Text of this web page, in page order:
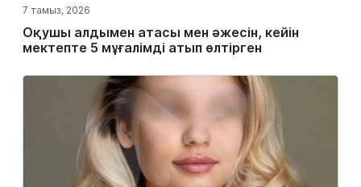
7 тамыз, 2026
Оқушы алдымен атасы мен әжесін, кейін
мектепте 5 мұғалімді атып өлтірген